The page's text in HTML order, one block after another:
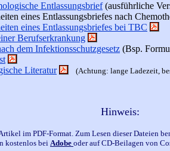
Entlassungsbrief(ausführliche
eines Entlassungsbriefes nach
eines Entlassungsbriefes bei TBC
Berufserkrankung
dem Infektionsschutzgesetz (Bsp.
Literatur
(Achtung: lange Ladezeit,
Hinweis:
im PDF-Format. Zum Lesen dieser Dateien
kostenlos beiAdobe oder auf CD-Beilagen von